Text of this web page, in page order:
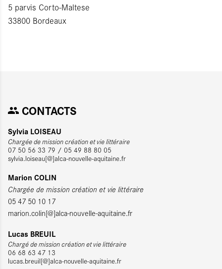
5 parvis Corto-Maltese
33800 Bordeaux
CONTACTS
Sylvia LOISEAU
Chargée de mission création et vie littéraire
07 50 56 33 79 / 05 49 88 80 05
sylvia.loiseau[@]alca-nouvelle-aquitaine.fr
Marion COLIN
Chargée de mission création et vie littéraire
05 47 50 10 17
marion.colin[@]alca-nouvelle-aquitaine.fr
Lucas BREUIL
Chargé de mission création et vie littéraire
06 68 63 47 13
lucas.breuil[@]alca-nouvelle-aquitaine.fr